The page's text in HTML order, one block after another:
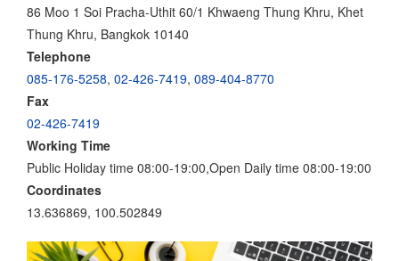
86 Moo 1 Soi Pracha-Uthit 60/1 Khwaeng Thung Khru, Khet
Thung Khru, Bangkok 10140
Telephone
085-176-5258, 02-426-7419, 089-404-8770
Fax
02-426-7419
Working Time
Public Holiday time 08:00-19:00,Open Daily time 08:00-19:00
Coordinates
13.636869, 100.502849